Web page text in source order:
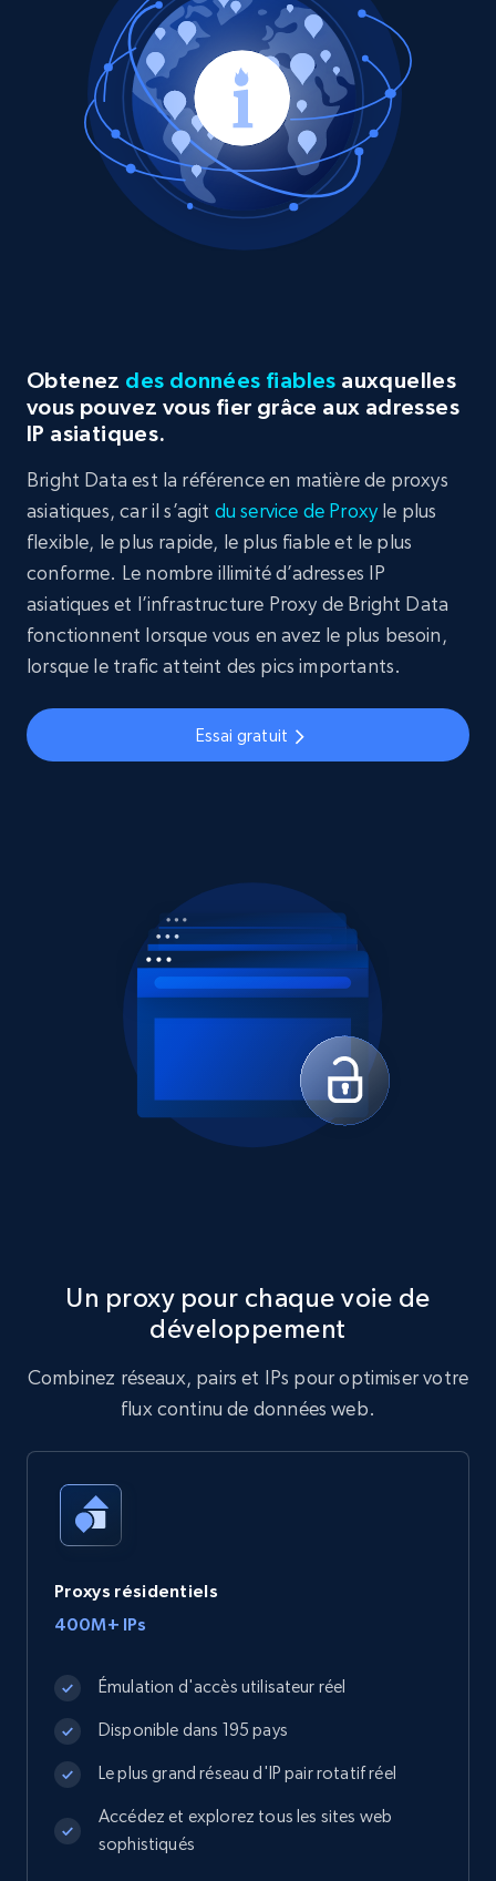
Obtenez des données fiables auxquelles
vous pouvez vous fier grâce aux adresses
IP asiatiques.
Bright Data est la référence en matière de proxys
asiatiques, car il s’agit du service de Proxy le plus
flexible, le plus rapide, le plus fiable et le plus
conforme. Le nombre illimité d’adresses IP
asiatiques et l’infrastructure Proxy de Bright Data
fonctionnent lorsque vous en avez le plus besoin,
lorsque le trafic atteint des pics importants.
Essai gratuit
Un proxy pour chaque voie de
développement
Combinez réseaux, pairs et IPs pour optimiser votre
flux continu de données web.
Proxys résidentiels
400M+ IPs
Émulation d'accès utilisateur réel
Disponible dans 195 pays
Le plus grand réseau d'IP pair rotatif réel
Accédez et explorez tous les sites web
sophistiqués